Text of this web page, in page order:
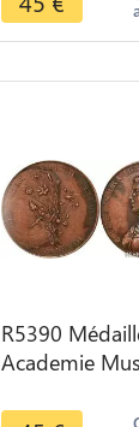
1819 ->
R5390
Academie
Clémence